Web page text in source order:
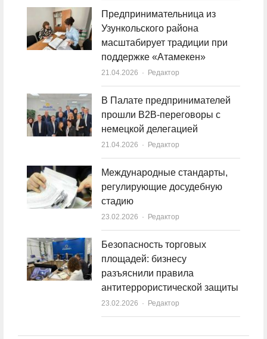
Предпринимательница из
Узункольского района
масштабирует традиции при
поддержке «Атамекен»
21.04.2026 Author
Редактор
В Палате предпринимателей
прошли B2B-переговоры с
немецкой делегацией
21.04.2026 Author
Редактор
Международные стандарты,
регулирующие досудебную
стадию
23.02.2026 Author
Редактор
Безопасность торговых
площадей: бизнесу
разъяснили правила
антитеррористической защиты
23.02.2026 Author
Редактор